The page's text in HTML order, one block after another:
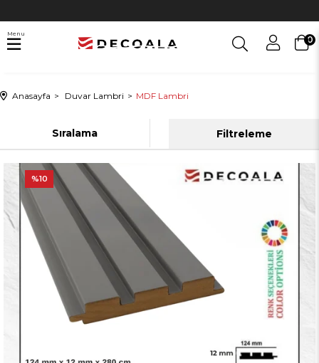
0
Menu
Anasayfa Duvar Lambri MDF Lambri
Filtreleme
Sıralama
%10